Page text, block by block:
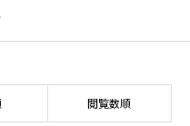
閲覧数順